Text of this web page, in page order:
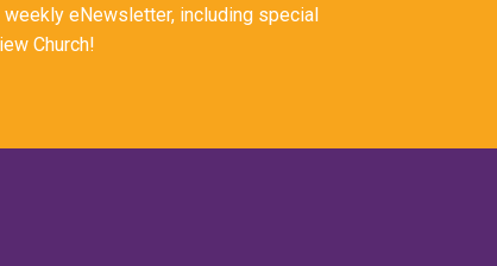
eNewsletter, including special
Church!